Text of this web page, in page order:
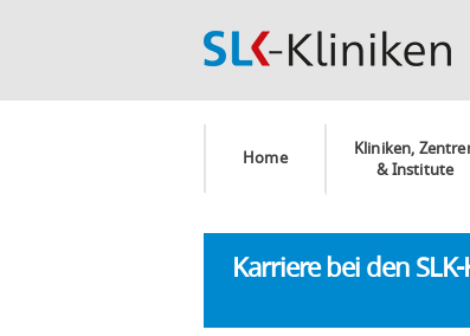
Home
Kliniken,
& Institute
Karriere bei den